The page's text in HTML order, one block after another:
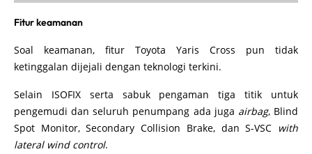
Fitur keamanan
Soal keamanan, fitur Toyota Yaris Cross pun tidak
ketinggalan dijejali dengan teknologi terkini.
Selain ISOFIX serta sabuk pengaman tiga titik untuk
pengemudi dan seluruh penumpang ada juga airbag, Blind
Spot Monitor, Secondary Collision Brake, dan S-VSC with
lateral wind control.